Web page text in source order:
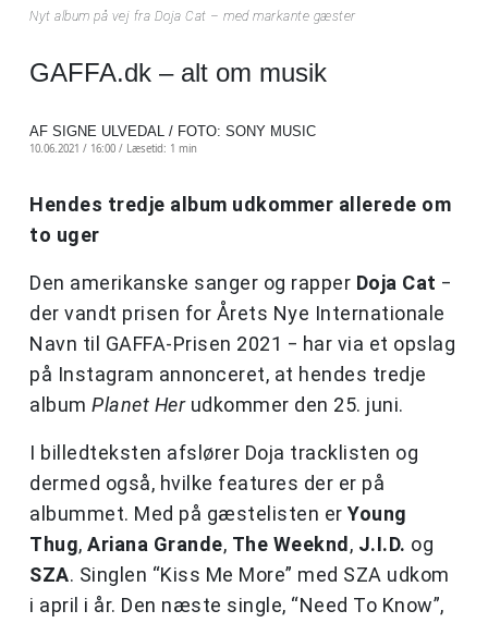
Nyt album på vej fra Doja Cat – med markante gæster
GAFFA.dk – alt om musik
AF SIGNE ULVEDAL / FOTO: SONY MUSIC
10.06.2021 / 16:00 / Læsetid: 1 min
Hendes tredje album udkommer allerede om
to uger
Den amerikanske sanger og rapper Doja Cat ‒
der vandt prisen for Årets Nye Internationale
Navn til GAFFA-Prisen 2021 ‒ har via et opslag
på Instagram annonceret, at hendes tredje
album Planet Herudkommer den 25. juni.
I billedteksten afslører Doja tracklisten og
dermed også, hvilke features der er på
albummet. Med på gæstelisten er Young
Thug, Ariana Grande, The Weeknd , J.I.D. og
SZA. Singlen “Kiss Me More” med SZA udkom
i april i år. Den næste single, “Need To Know”,